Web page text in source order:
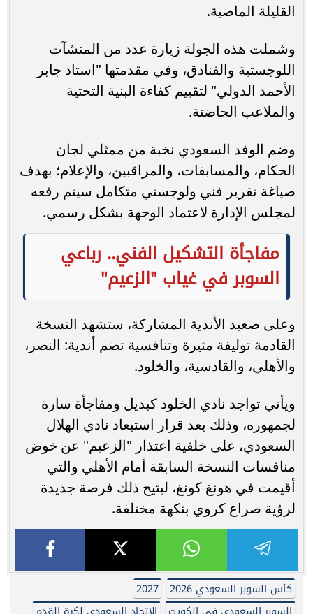
القليلة الماضية.
وشملت هذه الجولة زيارة عدد من المنشآت
اللوجستية والفنادق، وفي مقدمتها "استاد جابر
الأحمد الدولي" لتقييم كفاءة البنية التحتية
والملاعب الحاضنة.
وضم الوفد السعودي نخبة من ممثلي لجان
الحكام، والمسابقات، والمراقبين، والإعلام؛ بهدف
صياغة تقرير فني ولوجستي متكامل سيتم رفعه
لمجلس الإدارة لاعتماد الوجهة بشكل رسمي.
مفاجأة التشكيل الفني.. رباعي
السوبر في غياب "الزعيم"
وعلى صعيد الأندية المشاركة، ستشهد النسخة
القادمة توليفة مثيرة وتنافسية تضم أندية: النصر،
والأهلي، والقادسية، والخلود.
ويأتي تواجد نادي الخلود كبديل ومفاجأة سارة
لجمهوره، وذلك بعد قرار استبعاد نادي الهلال
السعودي، على خلفية اعتذار "الزعيم" عن خوض
منافسات النسخة السابقة أمام الأهلي والتي
أقيمت في هونغ كونغ، ليتيح ذلك فرصة جديدة
لرؤية صراع كروي بنكهة مختلفة.
كأس السوبر السعودي 2026
2027